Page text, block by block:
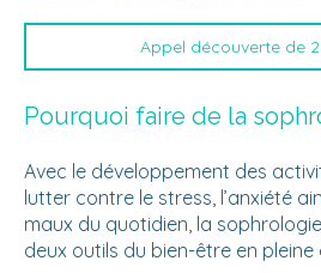
Appel découverte de
Pourquoi faire de la
Avec le développement des
lutter contre le stress, l’anxiété
maux du quotidien, la
deux outils du bien-être en pleine